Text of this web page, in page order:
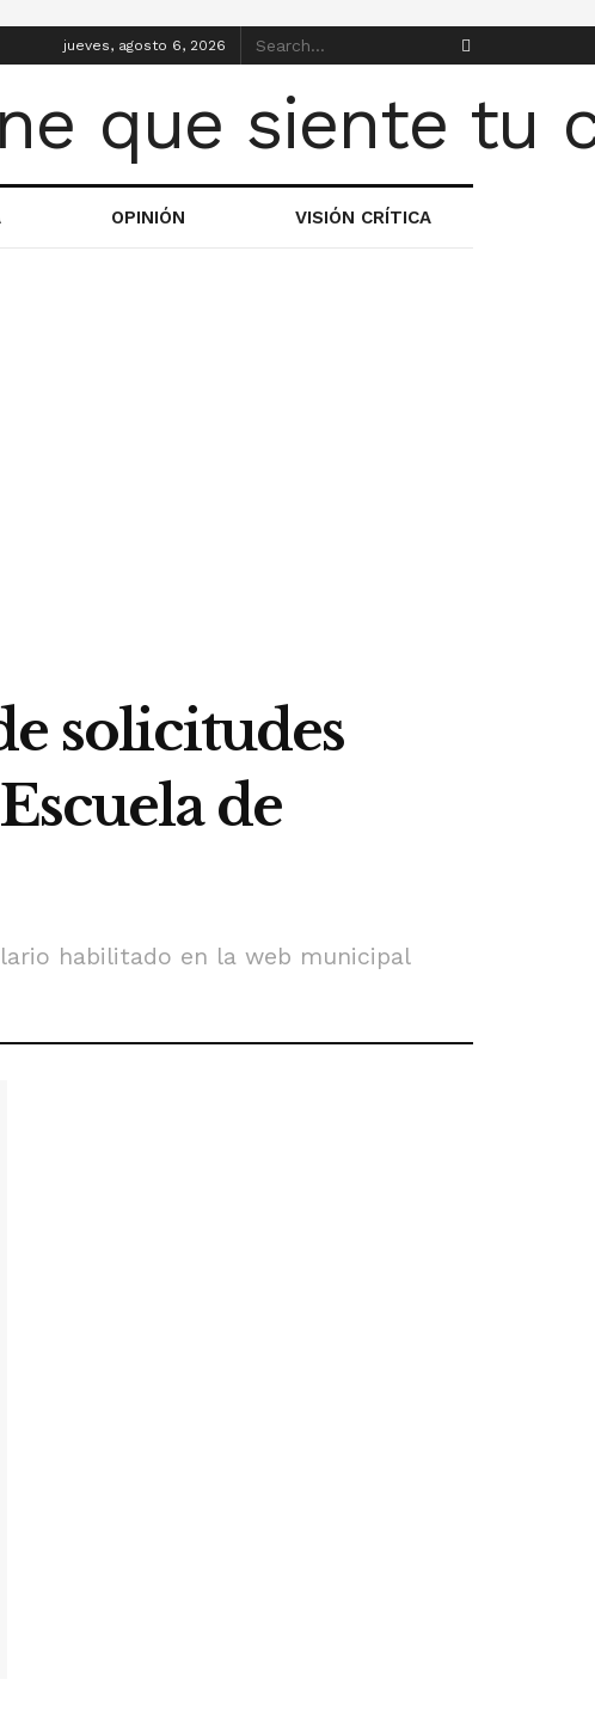
jueves, agosto 6, 2026
OPINIÓN VISIÓN CRÍTICA
solicitudes
de
habilitado en la web municipal